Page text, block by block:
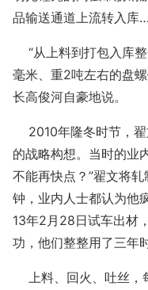
品输送通道上流转入库
“从上料到打包入库
毫米、重2吨左右的盘
长高俊河自豪地说。
2010年隆冬时节，翟
的战略构想。当时的业
不能再快点？”翟文将
钟，业内人士都认为他
13年2月28日试车出材
功，他们整整用了三年
上料、回火、吐丝，